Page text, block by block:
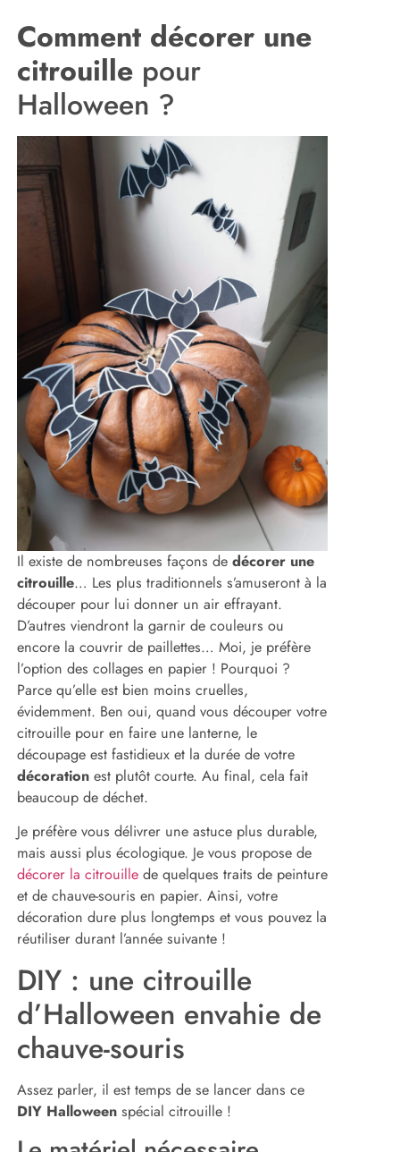
Comment décorer une
citrouille pour
Halloween ?
Il existe de nombreuses façons dedécorer une
citrouille… Les plus traditionnels s’amuseront à la
découper pour lui donner un air effrayant.
D’autres viendront la garnir de couleurs ou
encore la couvrir de paillettes… Moi, je préfère
l’option des collages en papier ! Pourquoi ?
Parce qu’elle est bien moins cruelles,
évidemment. Ben oui, quand vous découper votre
citrouille pour en faire une lanterne, le
découpage est fastidieux et la durée de votre
décoration est plutôt courte. Au final, cela fait
beaucoup de déchet.
Je préfère vous délivrer une astuce plus durable,
mais aussi plus écologique. Je vous propose de
décorer la citrouille de quelques traits de peinture
et de chauve-souris en papier. Ainsi, votre
décoration dure plus longtemps et vous pouvez la
réutiliser durant l’année suivante !
DIY : une citrouille
d’Halloween envahie de
chauve-souris
Assez parler, il est temps de se lancer dans ce
DIY Halloween spécial citrouille !